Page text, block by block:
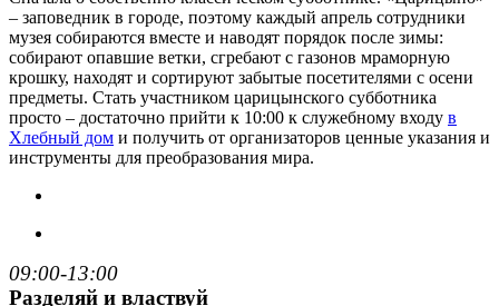
– заповедник в городе, поэтому каждый апрель сотрудники
музея собираются вместе и наводят порядок после зимы:
собирают опавшие ветки, сгребают с газонов мраморную
крошку, находят и сортируют забытые посетителями с осени
предметы. Стать участником царицынского субботника
просто – достаточно прийти к 10:00 к служебному входу в
Хлебный дом и получить от организаторов ценные указания и
инструменты для преобразования мира.
09:00-13:00
Разделяй и властвуй